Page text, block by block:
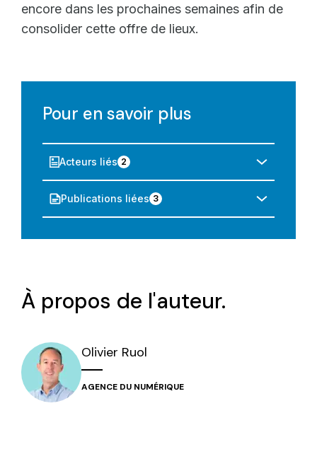
encore dans les prochaines semaines afin de
consolider cette offre de lieux.
Pour en savoir plus
Acteurs liés 2
Publications liées 3
À propos de l'auteur.
Olivier Ruol
AGENCE DU NUMÉRIQUE